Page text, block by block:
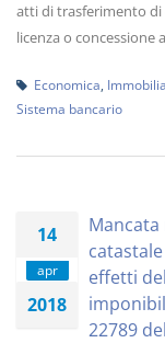
atti di trasferimento di
licenza o concessione
Economica
Sistema bancario
14
apr
2018
effetti
22789